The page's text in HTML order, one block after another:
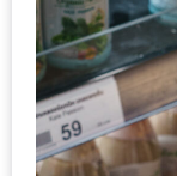
โปร
โม
ชั่
นวัน
แม่